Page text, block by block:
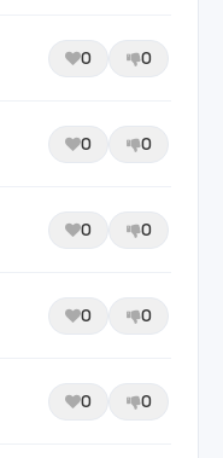
0 0
0 0
0 0
0 0
0 0